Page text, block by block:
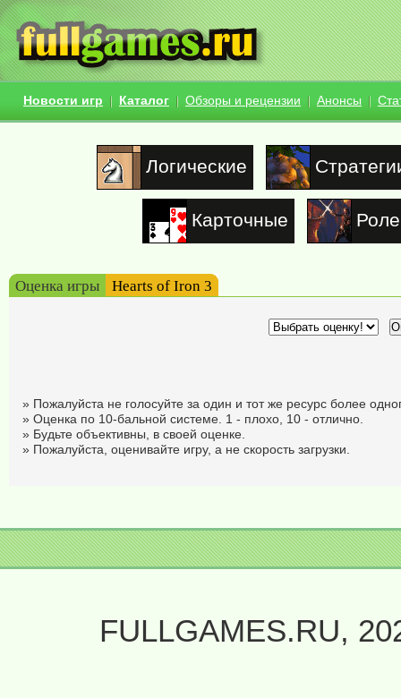
Новости игр Каталог Обзоры и рецензии Анонсы
Логические
Карточные
Оценка игры Hearts of Iron 3
» Пожалуйста не голосуйте за один и тот же ресурс более
» Оценка по 10-бальной системе. 1 - плохо, 10 - отлично.
» Будьте объективны, в своей оценке.
» Пожалуйста, оценивайте игру, а не скорость загрузки.
FULLGAMES.RU,